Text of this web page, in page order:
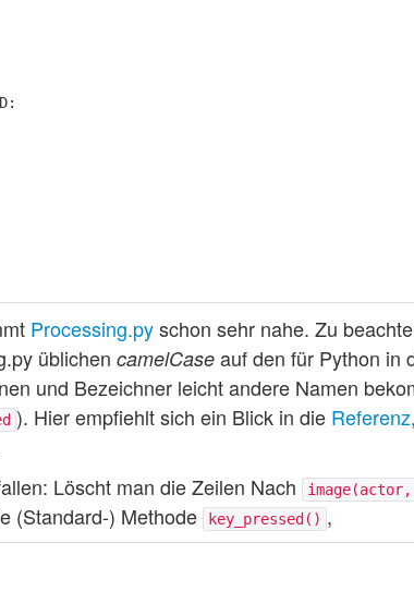
:
Processing.pyschon sehr nahe. Zu
üblichen camelCase auf den für Python in
und Bezeichner leicht andere Namen
). Hier empfiehlt sich ein Blick in die Referenz
Löscht man die Zeilen Nach
(Standard-) Methode
key_pressed() ,